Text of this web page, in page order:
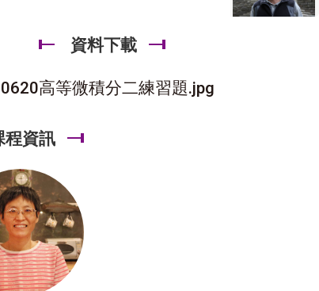
資料下載
高等微積分二練習題.jpg
程資訊